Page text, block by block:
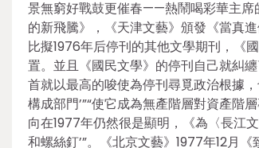
景無窮好戰鼓更催春——熱鬧喝彩華主席
的新飛騰》，《天津文藝》頒發《當真
比擬1976年后停刊的其他文學期刊，《
置。並且《國民文學》的停刊自己就糾
首就以最高的唆使為停刊尋覓政治根據
構成部門’”“使它成為無產階層對資產階
向在1977年仍然很是顯明，《為〈長江
和螺絲釘’”。《北京文藝》1977年12月